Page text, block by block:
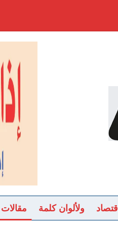
اقتصاد ولألوان كلمة مقالات